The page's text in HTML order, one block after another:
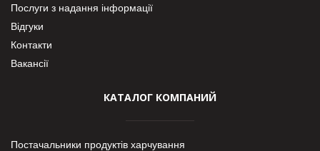
Послуги з надання інформації
Відгуки
Контакти
Вакансії
КАТАЛОГ КОМПАНИЙ
Постачальники продуктів харчування